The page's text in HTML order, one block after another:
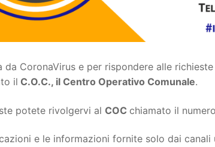
da CoronaVirus e per rispondere alle
il C.O.C., il Centro Operativo Comunale.
potete rivolgervi al COC chiamato il numero
e le informazioni fornite solo dai